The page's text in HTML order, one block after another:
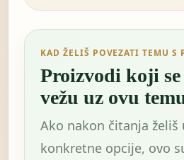
KAD ŽELIŠ POVEZATI TEMU S
Proizvodi koji
vežu uz ovu
Ako nakon čitanja želiš
konkretne opcije, ovo